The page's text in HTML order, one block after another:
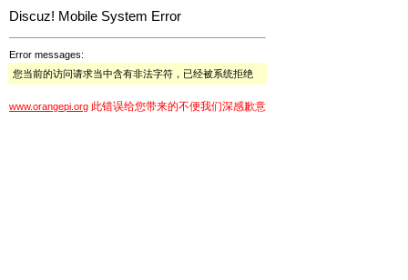
Discuz! Mobile System Error
Error messages:
您当前的访问请求当中含有非法字符，已经被系统拒绝
www.orangepi.org 此错误给您带来的不便我们深感歉意